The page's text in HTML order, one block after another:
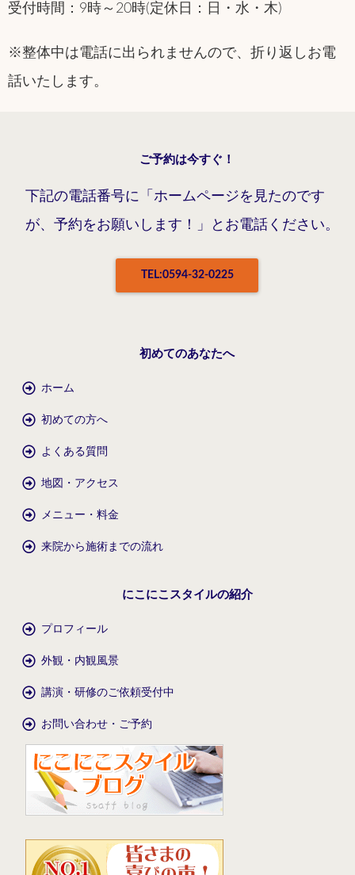
受付時間：9時～20時(定休日：日・水・木)
※整体中は電話に出られませんので、折り返しお電
話いたします。
ご予約は今すぐ！
下記の電話番号に「ホームページを見たのです
が、予約をお願いします！」とお電話ください。
TEL:0594-32-0225
初めてのあなたへ
ホーム
初めての方へ
よくある質問
地図・アクセス
メニュー・料金
来院から施術までの流れ
にこにこスタイルの紹介
プロフィール
外観・内観風景
講演・研修のご依頼受付中
お問い合わせ・ご予約